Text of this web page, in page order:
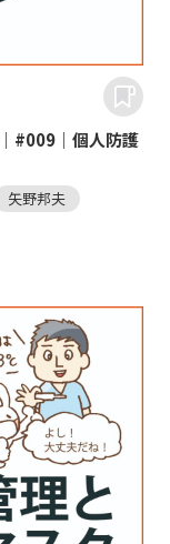
#009｜個人防護
矢野邦夫